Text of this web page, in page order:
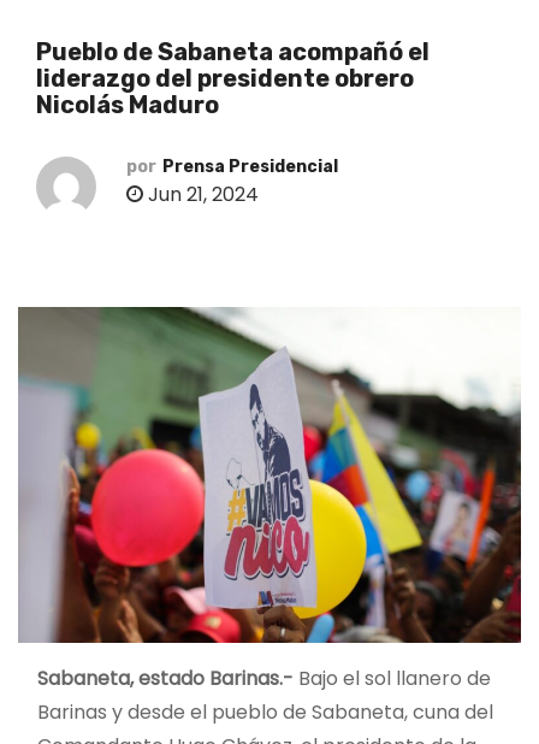
Pueblo de Sabaneta acompañó el
liderazgo del presidente obrero
Nicolás Maduro
por Prensa Presidencial
Jun 21, 2024
Sabaneta, estado Barinas.- Bajo el sol llanero de
Barinas y desde el pueblo de Sabaneta, cuna del